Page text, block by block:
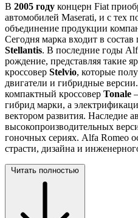
В 2005 году концерн Fiat
автомобилей Maserati, и с тех
объединение продукции
Сегодня марка входит в состав
Stellantis. В последние годы
рождение, представляя такие
кроссовер Stelvio, которые
двигатели и гибридные
компактный кроссовер Tonale
гибрид марки, а
вектором развития. Наследие
высокопроизводительных
гоночных сериях. Alfa Romeo
страсти, дизайна и
Читать полностью